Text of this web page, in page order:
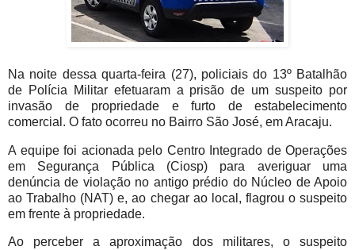
Na noite dessa quarta-feira (27), policiais do 13º Batalhão
de Polícia Militar efetuaram a prisão de um suspeito por
invasão de propriedade e furto de estabelecimento
comercial. O fato ocorreu no Bairro São José, em Aracaju.
A equipe foi acionada pelo Centro Integrado de Operações
em Segurança Pública (Ciosp) para averiguar uma
denúncia de violação no antigo prédio do Núcleo de Apoio
ao Trabalho (NAT) e, ao chegar ao local, flagrou o suspeito
em frente à propriedade.
Ao perceber a aproximação dos militares, o suspeito